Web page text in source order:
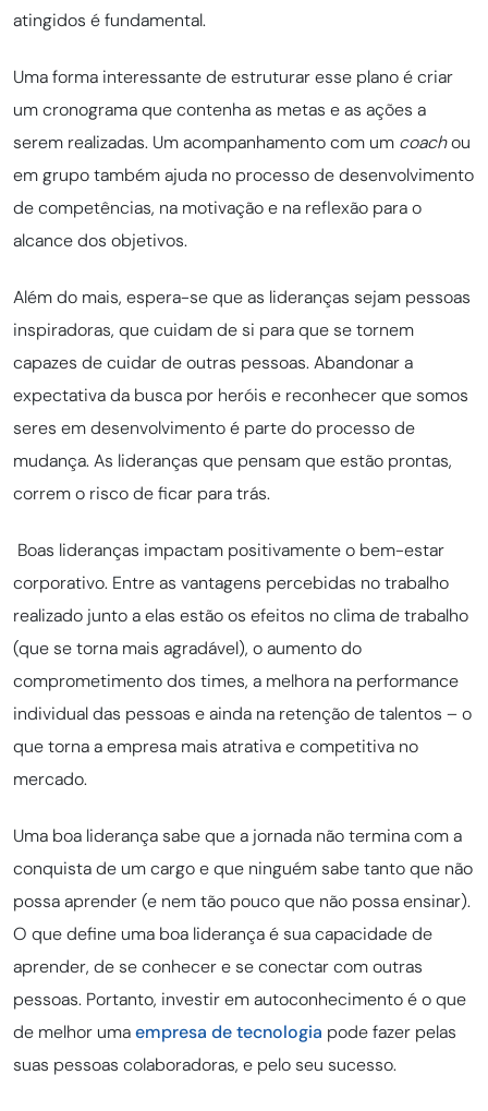
atingidos é fundamental.
Uma forma interessante de estruturar esse plano é criar
um cronograma que contenha as metas e as ações a
serem realizadas. Um acompanhamento com um coachou
em grupo também ajuda no processo de desenvolvimento
de competências, na motivação e na reflexão para o
alcance dos objetivos.
Além do mais, espera-se que as lideranças sejam pessoas
inspiradoras, que cuidam de si para que se tornem
capazes de cuidar de outras pessoas. Abandonar a
expectativa da busca por heróis e reconhecer que somos
seres em desenvolvimento é parte do processo de
mudança. As lideranças que pensam que estão prontas,
correm o risco de ficar para trás.
Boas lideranças impactam positivamente o bem-estar
corporativo. Entre as vantagens percebidas no trabalho
realizado junto a elas estão os efeitos no clima de trabalho
(que se torna mais agradável), o aumento do
comprometimento dos times, a melhora na performance
individual das pessoas e ainda na retenção de talentos – o
que torna a empresa mais atrativa e competitiva no
mercado.
Uma boa liderança sabe que a jornada não termina com a
conquista de um cargo e que ninguém sabe tanto que não
possa aprender (e nem tão pouco que não possa ensinar).
O que define uma boa liderança é sua capacidade de
aprender, de se conhecer e se conectar com outras
pessoas. Portanto, investir em autoconhecimento é o que
de melhor umaempresa de tecnologia pode fazer pelas
suas pessoas colaboradoras, e pelo seu sucesso.